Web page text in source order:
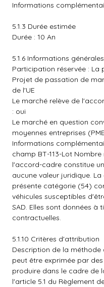
Informations
5.1.3 Durée estimée
Durée : 10 An
5.1.6 Informations générales
Participation réservée : La
Projet de passation de
de l'UE
Le marché relève de
: oui
Le marché en question
moyennes entreprises
Informations
champ BT-113-Lot
l'accord-cadre constitue
aucune valeur juridique.
présente catégorie (54)
véhicules susceptibles
SAD. Elles sont données
contractuelles.
5.1.10 Critères d'attribution
Description de la
peut être exprimée par
produire dans le cadre de
l'article 5.1 du Règlement